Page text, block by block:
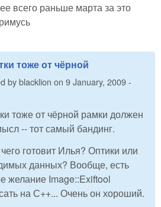
всего раньше марта за это
тоже от чёрной
byblacklion on 9 January, 2009 -
тоже от чёрной рамки должен
-- тот самый бандинг.
готовит Илья? Оптики или
данных? Вообще, есть
желание Image::Exiftool
на С++... Очень он хороший.